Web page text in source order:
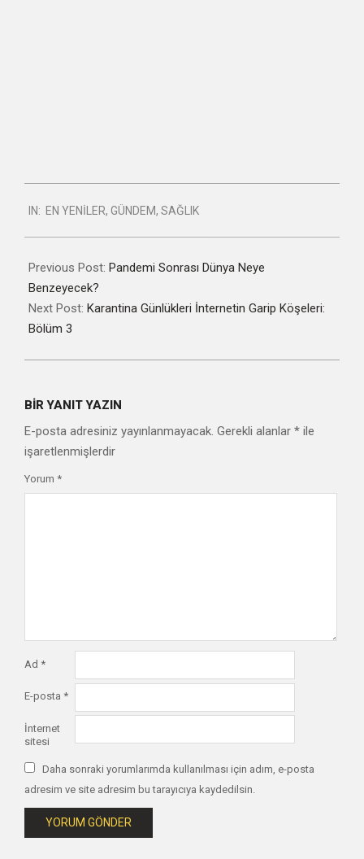
07-
03
IN: EN YENILER, GÜNDEM, SAĞLIK
Previous Post: Pandemi Sonrası Dünya Neye
Benzeyecek?
Next Post: Karantina Günlükleri İnternetin Garip Köşeleri:
Bölüm 3
BIR YANIT YAZIN
E-posta adresiniz yayınlanmayacak. Gerekli alanlar * ile
işaretlenmişlerdir
Yorum *
Ad *
E-posta *
İnternet
sitesi
Daha sonraki yorumlarımda kullanılması için adım, e-posta
adresim ve site adresim bu tarayıcıya kaydedilsin.